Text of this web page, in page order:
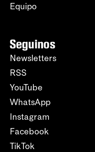
Equipo
Seguinos
Newsletters
RSS
YouTube
WhatsApp
Instagram
Facebook
TikTok